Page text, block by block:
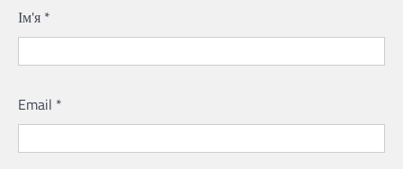
Ім'я *
Email *